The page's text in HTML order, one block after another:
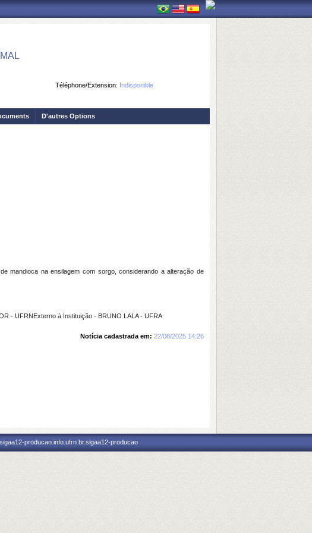
Téléphone/Extension: Indisponible
D'autres Options
mandioca na ensilagem com sorgo, considerando a alteração de
- UFRNExterno à Instituição - BRUNO LALA - UFRA
Notícia cadastrada em: 22/08/2025 14:26
producao.info.ufrn.br.sigaa12-producao